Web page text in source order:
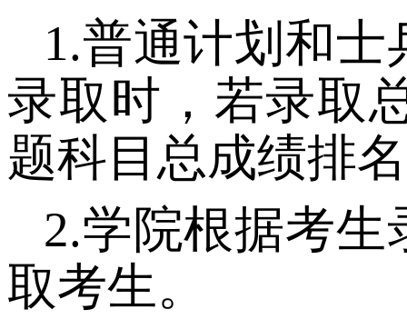
1.普通计划和士
录取时，若录取
题科目总成绩排
2.学院根据考生
取考生。